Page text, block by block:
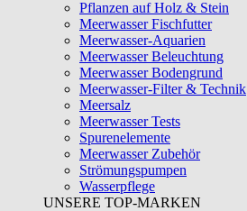
Pflanzen auf Holz & Stein
Meerwasser Fischfutter
Meerwasser-Aquarien
Meerwasser Beleuchtung
Meerwasser Bodengrund
Meerwasser-Filter & Technik
Meersalz
Meerwasser Tests
Spurenelemente
Meerwasser Zubehör
Strömungspumpen
Wasserpflege
UNSERE TOP-MARKEN